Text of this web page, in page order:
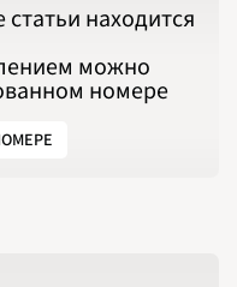
находится
можно
номере